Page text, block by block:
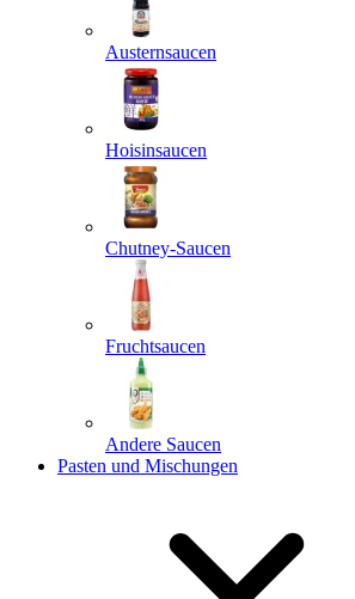
Austernsaucen
Hoisinsaucen
Chutney-Saucen
Fruchtsaucen
Andere Saucen
Pasten und Mischungen